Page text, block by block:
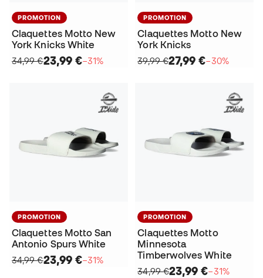
PROMOTION
Claquettes Motto New
York Knicks White
34,99 €23,99 €−31%
PROMOTION
Claquettes Motto New
York Knicks
39,99 €27,99 €−30%
PROMOTION
Claquettes Motto San
Antonio Spurs White
34,99 €23,99 €−31%
PROMOTION
Claquettes Motto
Minnesota
Timberwolves White
34,99 €23,99 €−31%